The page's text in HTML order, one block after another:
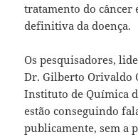
tratamento do câncer
definitiva da doença.
Os pesquisadores,
Dr. Gilberto Orivaldo
Instituto de Química
estão conseguindo
publicamente, sem a